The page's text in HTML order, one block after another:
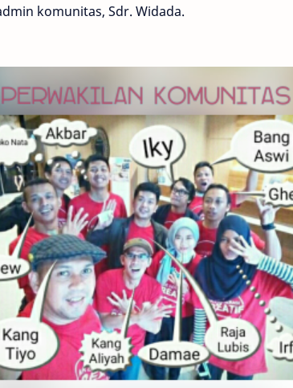
komunitas, Sdr. Widada.